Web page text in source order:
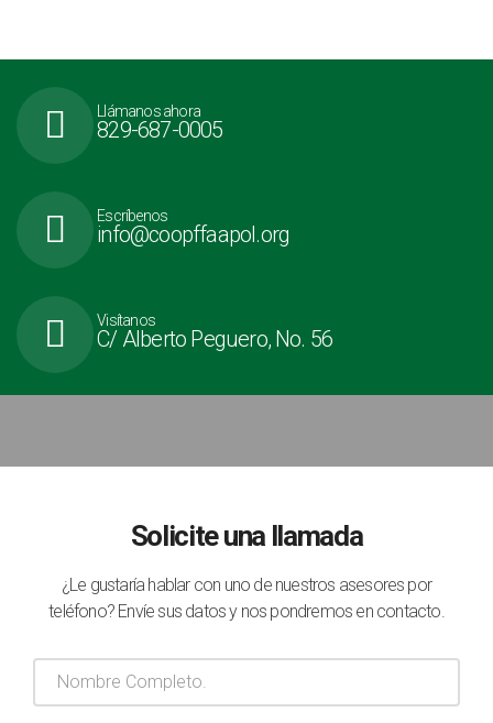
Llámanos ahora
829-687-0005
Escríbenos
info@coopffaapol.org
Visítanos
C/ Alberto Peguero, No. 56
Solicite una llamada
¿Le gustaría hablar con uno de nuestros asesores por
teléfono? Envíe sus datos y nos pondremos en contacto.